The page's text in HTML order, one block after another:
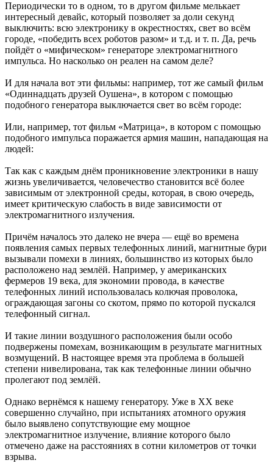
Периодически то в одном, то в другом фильме мелькает
интересный девайс, который позволяет за доли секунд
выключить: всю электронику в окрестностях, свет во всём
городе, «победить всех роботов разом» и т.д. и т. п. Да, речь
пойдёт о «мифическом» генераторе электромагнитного
импульса. Но насколько он реален на самом деле?
И для начала вот эти фильмы: например, тот же самый фильм
«Одиннадцать друзей Оушена», в котором с помощью
подобного генератора выключается свет во всём городе:
Или, например, тот фильм «Матрица», в котором с помощью
подобного импульса поражается армия машин, нападающая на
людей:
Так как с каждым днём проникновение электроники в нашу
жизнь увеличивается, человечество становится всё более
зависимым от электронной среды, которая, в свою очередь,
имеет критическую слабость в виде зависимости от
электромагнитного излучения.
Причём началось это далеко не вчера — ещё во времена
появления самых первых телефонных линий, магнитные бури
вызывали помехи в линиях, большинство из которых было
расположено над землёй. Например, у американских
фермеров 19 века, для экономии провода, в качестве
телефонных линий использовалась колючая проволока,
ограждающая загоны со скотом, прямо по которой пускался
телефонный сигнал.
И такие линии воздушного расположения были особо
подвержены помехам, возникающим в результате магнитных
возмущений. В настоящее время эта проблема в большей
степени нивелирована, так как телефонные линии обычно
пролегают под землёй.
Однако вернёмся к нашему генератору. Уже в XX веке
совершенно случайно, при испытаниях атомного оружия
было выявлено сопутствующие ему мощное
электромагнитное излучение, влияние которого было
отмечено даже на расстояниях в сотни километров от точки
взрыва.